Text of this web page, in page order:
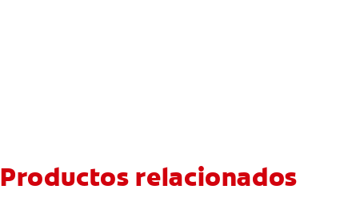
Productos relacionados